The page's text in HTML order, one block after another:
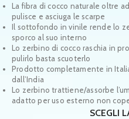
La fibra di cocco naturale oltre
pulisce e asciuga le scarpe
Il sottofondo in vinile rende lo
sporco al suo interno
Lo zerbino di cocco raschia in
pulirlo basta scuoterlo
Prodotto completamente in
dall’India
Lo zerbino trattiene/assorbe
adatto per uso esterno non
SCEGLI